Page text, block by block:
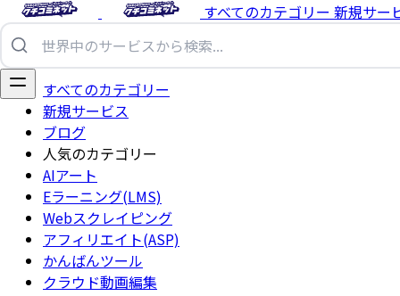
すべてのカテゴリー 新規サー
すべてのカテゴリー
新規サービス
ブログ
人気のカテゴリー
AIアート
Eラーニング(LMS)
Webスクレイピング
アフィリエイト(ASP)
かんばんツール
クラウド動画編集